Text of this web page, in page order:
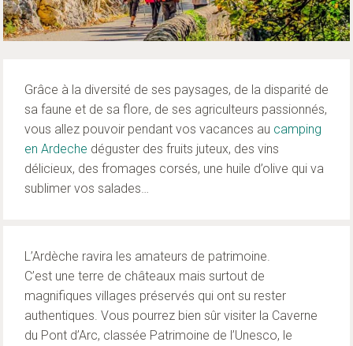
Grâce à la diversité de ses paysages, de la disparité de
sa faune et de sa flore, de ses agriculteurs passionnés,
vous allez pouvoir pendant vos vacances au camping
en Ardeche déguster des fruits juteux, des vins
délicieux, des fromages corsés, une huile d’olive qui va
sublimer vos salades…
L’Ardèche ravira les amateurs de patrimoine.
C’est une terre de châteaux mais surtout de
magnifiques villages préservés qui ont su rester
authentiques. Vous pourrez bien sûr visiter la Caverne
du Pont d’Arc, classée Patrimoine de l’Unesco, le